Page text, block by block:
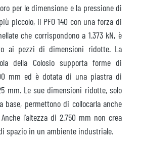
per le dimensione e la pressione di
piccolo, il PFO 140 con una forza di
che corrispondono a 1.373 kN, è
ai pezzi di dimensioni ridotte. La
della Colosio supporta forme di
mm ed è dotata di una piastra di
mm. Le sue dimensioni ridotte, solo
base, permettono di collocarla anche
l'altezza di 2.750 mm non crea
spazio in un ambiente industriale.